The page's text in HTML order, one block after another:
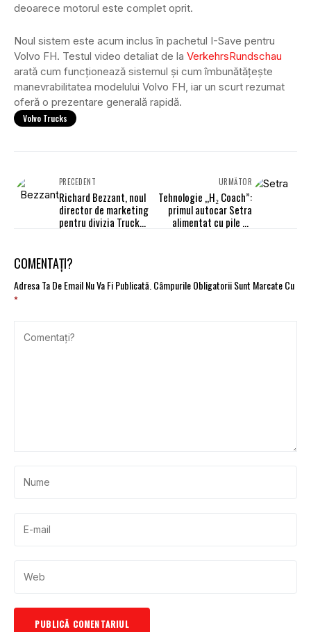
deoarece motorul este complet oprit.
Noul sistem este acum inclus în pachetul I-Save pentru
Volvo FH. Testul video detaliat de la VerkehrsRundschau
arată cum funcționează sistemul și cum îmbunătățește
manevrabilitatea modelului Volvo FH, iar un scurt rezumat
oferă o prezentare generală rapidă.
Volvo Trucks
PRECEDENT
Richard Bezzant, noul
director de marketing
pentru divizia Truck
URMĂTOR
Tehnologie „H₂ Coach”:
primul autocar Setra
alimentat cu pile de
COMENTAȚI?
Adresa Ta De Email Nu Va Fi Publicată. Câmpurile Obligatorii Sunt Marcate Cu
*